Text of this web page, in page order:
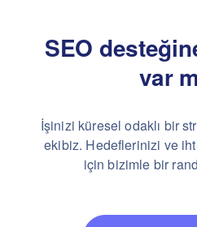
SEO
var
İşinizi küresel odaklı bir
ekibiz. Hedeflerinizi ve
için bizimle bir